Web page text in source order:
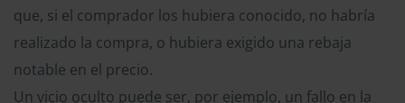
que, si el comprador los hubiera conocido, no habría
realizado la compra, o hubiera exigido una rebaja
notable en el precio.
Un vicio oculto puede ser, por ejemplo, un fallo en la